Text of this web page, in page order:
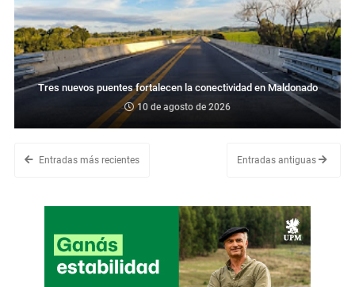
Tres nuevos puentes fortalecen la conectividad en Maldonado
10 de agosto de 2026
Entradas más recientes Entradas antiguas